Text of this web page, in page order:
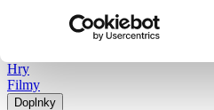
Hry
Filmy
Doplnky